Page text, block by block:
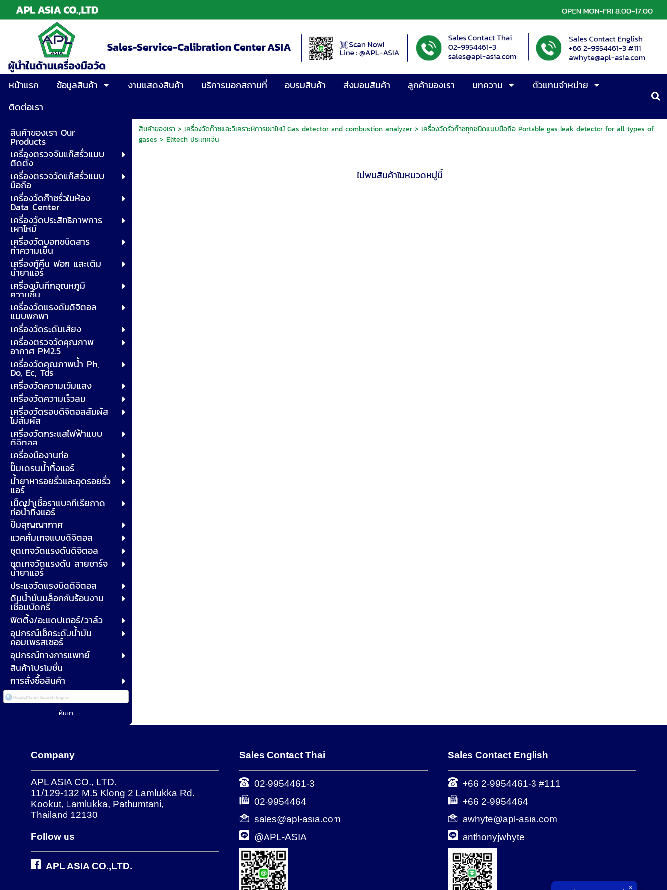
หน้าแรก ข้อมูลสินค้า งานแสดงสินค้า บริการนอกสถานที่ อบรมสินค้า ส่งมอบสินค้า ลูกค้าของเรา บทความ
ตัวแทนจำหน่าย
ติดต่อเรา
สินค้าของเรา Our
Products
เครื่องตรวจจับแก๊สรั่วแบบ
ติดตั้ง
เครื่องตรวจวัดแก๊สรั่วแบบ
มือถือ
เครื่องวัดก๊าซรั่วในห้อง
Data Center
เครื่องวัดประสิทธิภาพการ
เผาไหม้
เครื่องวัดบอกชนิดสาร
ทำความเย็น
เครื่องกู้คืน ฟอก และเติม
น้ำยาแอร์
เครื่องบันทึกอุณหภูมิ
ความชื้น
เครื่องวัดแรงดันดิจิตอล
แบบพกพา
เครื่องวัดระดับเสียง
เครื่องตรวจวัดคุณภาพ
อากาศ PM2.5
เครื่องวัดคุณภาพน้ำ Ph,
Do, Ec, Tds
เครื่องวัดความเข้มแสง
เครื่องวัดความเร็วลม
เครื่องวัดรอบดิจิตอลสัมผัส
ไม่สัมผัส
เครื่องวัดกระแสไฟฟ้าแบบ
ดิจิตอล
เครื่องมืองานท่อ
ปั๊มเดรนน้ำทิ้งแอร์
น้ำยาหารอยรั่วและอุดรอยรั่ว
แอร์
เม็ดฆ่าเชื้อราแบคทีเรียถาด
ท่อน้ำทิ้งแอร์
ปั๊มสุญญากาศ
แวคคั่มเกจแบบดิจิตอล
ชุดเกจวัดแรงดันดิจิตอล
ชุดเกจวัดแรงดัน สายชาร์จ
น้ำยาแอร์
ประแจวัดแรงบิดดิจิตอล
ดินน้ำมันบล็อกกันร้อนงาน
เชื่อมบัดกรี
ฟิตติ้ง/อะแดปเตอร์/วาล์ว
อุปกรณ์เช็คระดับน้ำมัน
คอมเพรสเซอร์
อุปกรณ์ทางการแพทย์
สินค้าโปรโมชั่น
การสั่งซื้อสินค้า
สินค้าของเรา> เครื่องวัดก๊าซและวิเคราะห์การเผาไหม้ Gas detector and combustion analyzer> เครื่องวัดรั่วก๊าซทุกชนิดแบบมือถือ Portable gas leak detector for all types of
gases > Elitech ประเทศจีน
ไม่พบสินค้าในหมวดหมู่นี้
Company
APL ASIA CO., LTD.
11/129-132 M.5 Klong 2 Lamlukka Rd.
Kookut, Lamlukka, Pathumtani,
Thailand 12130
Follow us
APL ASIA CO.,LTD.
Sales Contact Thai
02-9954461-3
02-9954464
sales@apl-asia.com
@APL-ASIA
Sales Contact English
+66 2-9954461-3 #111
+66 2-9954464
awhyte@apl-asia.com
anthonyjwhyte